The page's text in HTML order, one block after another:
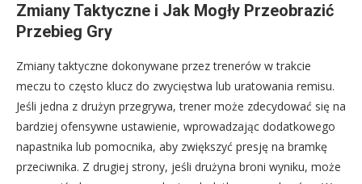
Zmiany Taktyczne i Jak Mogły Przeobrazić
Przebieg Gry
Zmiany taktyczne dokonywane przez trenerów w trakcie
meczu to często klucz do zwycięstwa lub uratowania remisu.
Jeśli jedna z drużyn przegrywa, trener może zdecydować się na
bardziej ofensywne ustawienie, wprowadzając dodatkowego
napastnika lub pomocnika, aby zwiększyć presję na bramkę
przeciwnika. Z drugiej strony, jeśli drużyna broni wyniku, może